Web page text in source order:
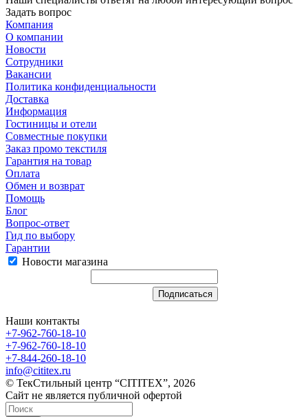
Задать вопрос
Компания
О компании
Новости
Сотрудники
Вакансии
Политика конфиденциальности
Доставка
Информация
Гостиницы и отели
Совместные покупки
Заказ промо текстиля
Гарантия на товар
Оплата
Обмен и возврат
Помощь
Блог
Вопрос-ответ
Гид по выбору
Гарантии
Новости магазина
Наши контакты
+7-962-760-18-10
+7-962-760-18-10
+7-844-260-18-10
info@cititex.ru
© ТекСтильный центр “CITITEX”, 2026
Сайт не является публичной офертой